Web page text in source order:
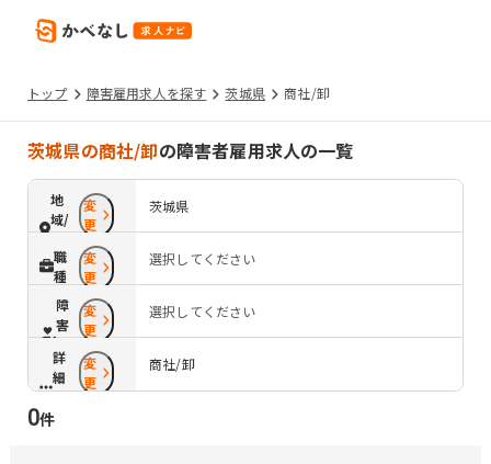
トップ 障害雇用求人を探す 茨城県 商社/卸
茨城県の商社/卸の障害者雇用求人の一覧
地
域/
路
線
変
更
茨城県
職
種
変
更
選択してください
障
害
配
慮
変
更
選択してください
詳
細
条
件
変
更
商社/卸
0件